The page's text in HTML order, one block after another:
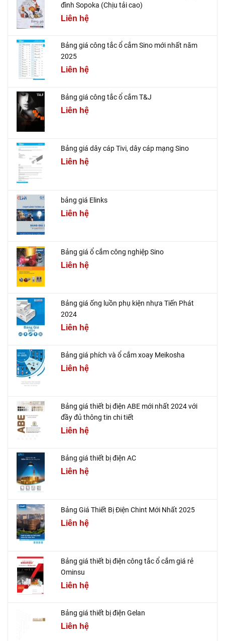
đình Sopoka (Chịu tải cao)
Liên hệ
Bảng giá công tắc ổ cắm Sino mới nhất năm
2025
Liên hệ
Bảng giá công tắc ổ cắm T&J
Liên hệ
Bảng giá dây cáp Tivi, dây cáp mạng Sino
Liên hệ
bảng giá Elinks
Liên hệ
Bảng giá ổ cắm công nghiệp Sino
Liên hệ
Bảng giá ống luồn phụ kiện nhựa Tiến Phát
2024
Liên hệ
Bảng giá phích và ổ cắm xoay Meikosha
Liên hệ
Bảng giá thiết bị điện ABE mới nhất 2024 với
đầy đủ thông tin chi tiết
Liên hệ
Bảng giá thiết bị điện AC
Liên hệ
Bảng Giá Thiết Bị Điện Chint Mới Nhất 2025
Liên hệ
Bảng giá thiết bị điện công tắc ổ cắm giá rẻ
Ominsu
Liên hệ
Bảng giá thiết bị điện Gelan
Liên hệ